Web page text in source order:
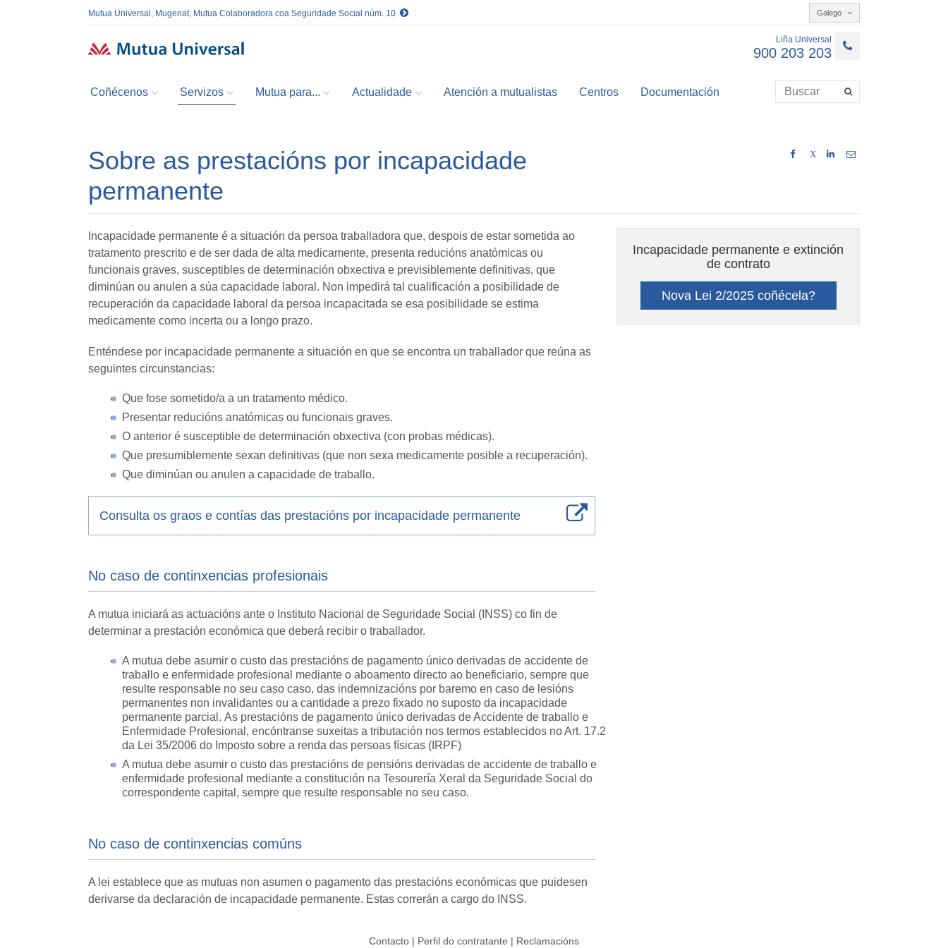
Mutua Universal, Mugenat, Mutua Colaboradora coa Seguridade Social núm. 10 Galego
Liña Universal
900 203 203
Coñécenos Servizos Mutua para... Actualidade Atención a mutualistas Centros Documentación
X
Sobre as prestacións por incapacidade
permanente
Incapacidade permanente é a situación da persoa traballadora que, despois de estar sometida ao
tratamento prescrito e de ser dada de alta medicamente, presenta reducións anatómicas ou
funcionais graves, susceptibles de determinación obxectiva e previsiblemente definitivas, que
diminúan ou anulen a súa capacidade laboral. Non impedirá tal cualificación a posibilidade de
recuperación da capacidade laboral da persoa incapacitada se esa posibilidade se estima
medicamente como incerta ou a longo prazo.
Enténdese por incapacidade permanente a situación en que se encontra un traballador que reúna as
seguintes circunstancias:
Que fose sometido/a a un tratamento médico.
Presentar reducións anatómicas ou funcionais graves.
O anterior é susceptible de determinación obxectiva (con probas médicas).
Que presumiblemente sexan definitivas (que non sexa medicamente posible a recuperación).
Que diminúan ou anulen a capacidade de traballo.
Consulta os graos e contías das prestacións por incapacidade permanente
No caso de continxencias profesionais
A mutua iniciará as actuacións ante o Instituto Nacional de Seguridade Social (INSS) co fin de
determinar a prestación económica que deberá recibir o traballador.
A mutua debe asumir o custo das prestacións de pagamento único derivadas de accidente de
traballo e enfermidade profesional mediante o aboamento directo ao beneficiario, sempre que
resulte responsable no seu caso caso, das indemnizacións por baremo en caso de lesións
permanentes non invalidantes ou a cantidade a prezo fixado no suposto da incapacidade
permanente parcial. As prestacións de pagamento único derivadas de Accidente de traballo e
Enfermidade Profesional, encóntranse suxeitas a tributación nos termos establecidos no Art. 17.2
da Lei 35/2006 do Imposto sobre a renda das persoas físicas (IRPF)
A mutua debe asumir o custo das prestacións de pensións derivadas de accidente de traballo e
enfermidade profesional mediante a constitución na Tesourería Xeral da Seguridade Social do
correspondente capital, sempre que resulte responsable no seu caso.
No caso de continxencias comúns
A lei establece que as mutuas non asumen o pagamento das prestacións económicas que puidesen
derivarse da declaración de incapacidade permanente. Estas correrán a cargo do INSS.
Incapacidade permanente e extinción
de contrato
Nova Lei 2/2025 coñécela?
Contacto | Perfil do contratante | Reclamacións